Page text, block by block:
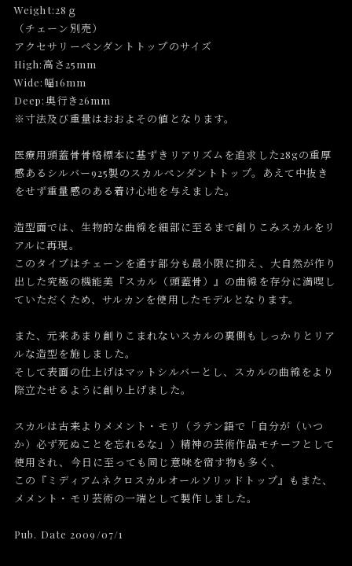
Weight:28ｇ
（チェーン別売）
アクセサリーペンダントトップのサイズ
High:高さ25mm
Wide:幅16mm
Deep:奥行き26mm
※寸法及び重量はおおよその値となります。
医療用頭蓋骨骨格標本に基ずきリアリズムを追求した28gの重厚
感あるシルバー925製のスカルペンダントトップ。あえて中抜き
をせず重量感のある着け心地を与えました。
造型面では、生物的な曲線を細部に至るまで創りこみスカルをリ
アルに再現。
このタイプはチェーンを通す部分も最小限に抑え、大自然が作り
出した究極の機能美『スカル（頭蓋骨）』の曲線を存分に満喫し
ていただくため、サルカンを使用したモデルとなります。
また、元来あまり創りこまれないスカルの裏側もしっかりとリア
ルな造型を施しました。
そして表面の仕上げはマットシルバーとし、スカルの曲線をより
際立たせるように創り上げました。
スカルは古来よりメメント・モリ（ラテン語で「自分が（いつ
か）必ず死ぬことを忘れるな」）精神の芸術作品モチーフとして
使用され、今日に至っても同じ意味を宿す物も多く、
この『ミディアムネクロスカルオールソリッドトップ』もまた、
メメント・モリ芸術の一端として製作しました。
Pub. Date 2009/07/1